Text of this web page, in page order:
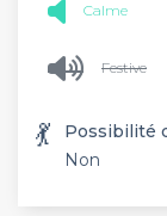
Calme
Festive
💃
Possibilité
Non